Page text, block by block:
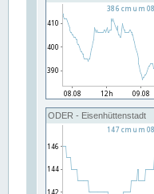
ODER - Eisenhüttenstadt